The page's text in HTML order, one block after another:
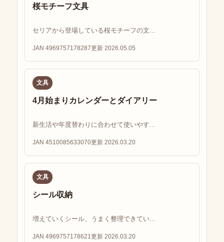
桜モチーフ文具
セリアから登場している桜モチーフの文...
JAN 4969757178287更新 2026.05.05
文具
4月始まりカレンダーとダイアリー
新生活や年度替わりに合わせて使いやす...
JAN 4510085633070更新 2026.03.20
文具
シール収納
増えていくシール、うまく整理できてい...
JAN 4969757178621 更新 2026.03.20